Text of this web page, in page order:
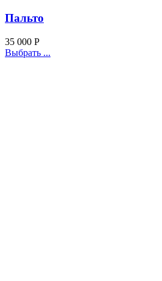
Пальто
35 000 Р
Выбрать ...